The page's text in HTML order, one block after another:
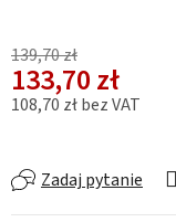
139,70 zł
133,70 zł
108,70 zł bez VAT
Zadaj pytanie